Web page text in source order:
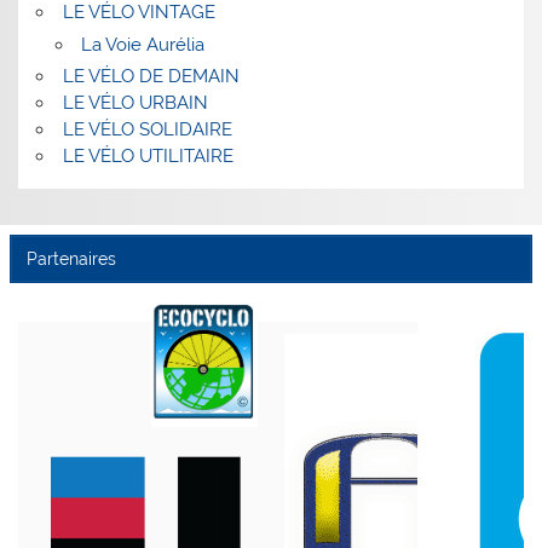
LE VÉLO VINTAGE
La Voie Aurélia
LE VÉLO DE DEMAIN
LE VÉLO URBAIN
LE VÉLO SOLIDAIRE
LE VÉLO UTILITAIRE
Partenaires